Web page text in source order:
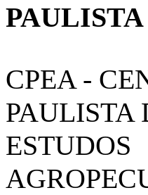
PAULISTA
CPEA -
PAULISTA
ESTUDOS